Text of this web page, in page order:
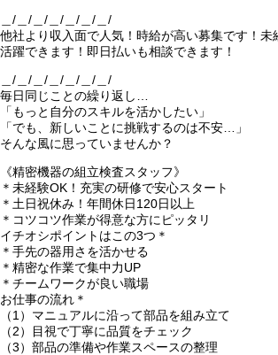
＿/＿/＿/＿/＿/＿/＿/
他社より収入面で人気！時給が高い募集です！未
活躍できます！即日払いも相談できます！
＿/＿/＿/＿/＿/＿/＿/
毎日同じことの繰り返し…
「もっと自分のスキルを活かしたい」
「でも、新しいことに挑戦するのは不安…」
そんな風に思っていませんか？
《精密機器の組立検査スタッフ》
＊未経験OK！充実の研修で安心スタート
＊土日祝休み！年間休日120日以上
＊コツコツ作業が得意な方にピッタリ
イチオシポイントはこの3つ＊
＊手先の器用さを活かせる
＊精密な作業で集中力UP
＊チームワークが良い職場
お仕事の流れ＊
（1）マニュアルに沿って部品を組み立て
（2）目視で丁寧に品質をチェック
（3）部品の準備や作業スペースの整理